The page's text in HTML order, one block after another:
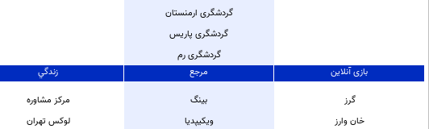
گردشگری ارمنستان
گردشگری پاریس
گردشگری رم
بازی آنلاین
گرز
خان وارز
مرجع
بینگ
ویکیپدیا
زندگي
مرکز مشاوره
لوکس تهران